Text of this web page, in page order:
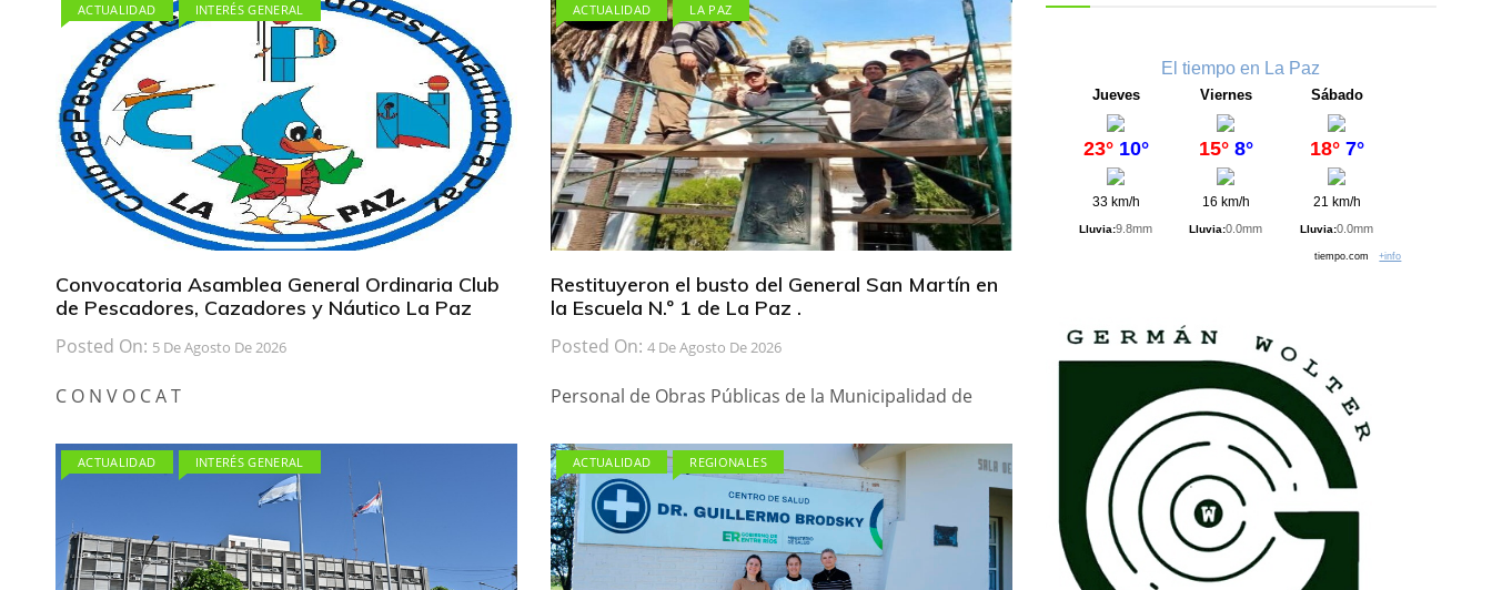
ACTUALIDAD INTERÉS GENERAL
Convocatoria Asamblea General Ordinaria Club
de Pescadores, Cazadores y Náutico La Paz
Posted On: 5 De Agosto De 2026
C O N V O C A T
ACTUALIDAD LA PAZ
Restituyeron el busto del General San Martín en
la Escuela N.º 1 de La Paz .
Posted On: 4 De Agosto De 2026
Personal de Obras Públicas de la Municipalidad de
ACTUALIDAD INTERÉS GENERAL ACTUALIDAD REGIONALES
El tiempo en La Paz
Jueves
23° 10°
33 km/h
Lluvia:9.8mm
Viernes
15° 8°
16 km/h
Lluvia:0.0mm
Sábado
18° 7°
21 km/h
Lluvia:0.0mm
tiempo.com+info